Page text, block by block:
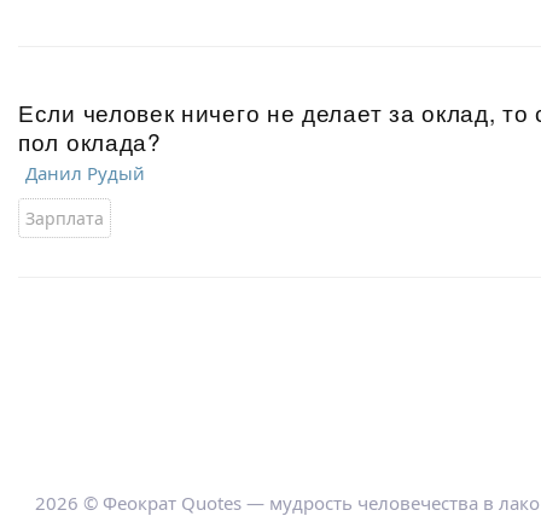
Если человек ничего не делает за оклад, то
пол оклада?
Данил Рудый
Зарплата
2026 © Феократ Quotes — мудрость человечества в